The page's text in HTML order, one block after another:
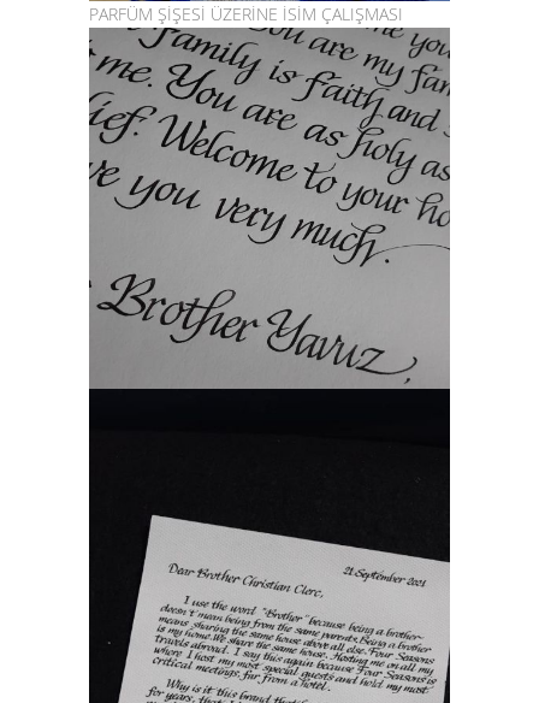
PARFÜM ŞİŞESİ ÜZERİNE İSİM ÇALIŞMASI